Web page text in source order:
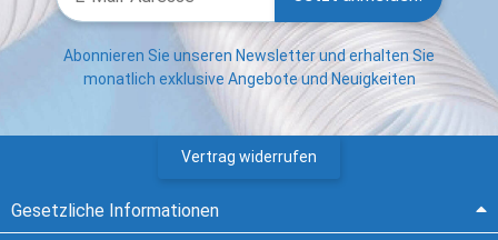
Abonnieren Sie unseren Newsletter und erhalten Sie
monatlich exklusive Angebote und Neuigkeiten
Vertrag widerrufen
Gesetzliche Informationen